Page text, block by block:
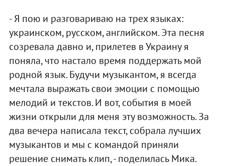
- Я пою и разговариваю на трех языках:
украинском, русском, английском. Эта песня
созревала давно и, прилетев в Украину я
поняла, что настало время поддержать мой
родной язык. Будучи музыкантом, я всегда
мечтала выражать свои эмоции с помощью
мелодий и текстов. И вот, события в моей
жизни открыли для меня эту возможность. За
два вечера написала текст, собрала лучших
музыкантов и мы с командой приняли
решение снимать клип, - поделилась Мика.